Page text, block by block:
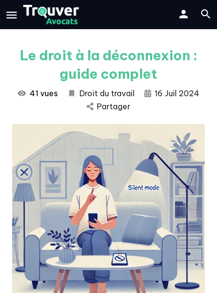
Le droit à la déconnexion :
guide complet
41 vues Droit du travail
16 Juil 2024
Partager